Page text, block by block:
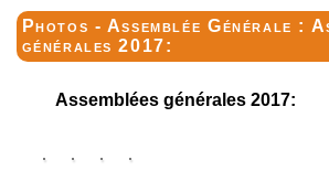
Photos - Assemblée Générale :
générales 2017:
Assemblées générales 2017: